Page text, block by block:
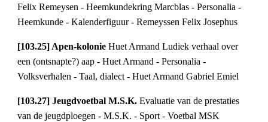
Felix Remeysen - Heemkundekring Marcblas - Personalia -
Heemkunde - Kalenderfiguur - Remeyssen Felix Josephus
[103.25] Apen-kolonie Huet Armand Ludiek verhaal over
een (ontsnapte?) aap - Huet Armand - Personalia -
Volksverhalen - Taal, dialect - Huet Armand Gabriel Emiel
[103.27] Jeugdvoetbal M.S.K. Evaluatie van de prestaties
van de jeugdploegen - M.S.K. - Sport - Voetbal MSK